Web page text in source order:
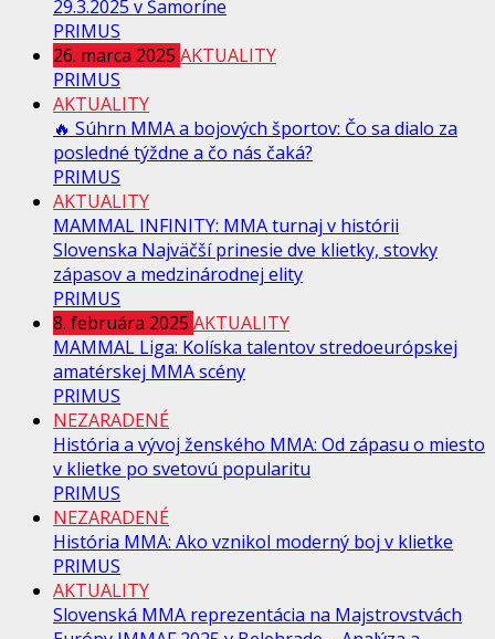
29.3.2025 v Šamoríne
PRIMUS
26. marca 2025 AKTUALITY
PRIMUS
AKTUALITY
🔥 Súhrn MMA a bojových športov: Čo sa dialo za
posledné týždne a čo nás čaká?
PRIMUS
AKTUALITY
MAMMAL INFINITY: MMA turnaj v histórii
Slovenska Najväčší prinesie dve klietky, stovky
zápasov a medzinárodnej elity
PRIMUS
8. februára 2025 AKTUALITY
MAMMAL Liga: Kolíska talentov stredoeurópskej
amatérskej MMA scény
PRIMUS
NEZARADENÉ
História a vývoj ženského MMA: Od zápasu o miesto
v klietke po svetovú popularitu
PRIMUS
NEZARADENÉ
História MMA: Ako vznikol moderný boj v klietke
PRIMUS
AKTUALITY
Slovenská MMA reprezentácia na Majstrovstvách